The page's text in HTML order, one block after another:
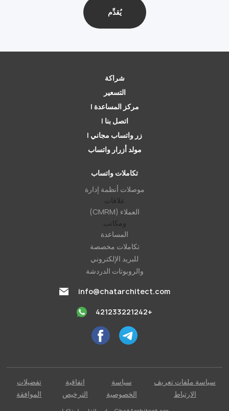
شراكة
التسعير
مركز المساعدة |
اتصل بنا |
زر واتساب مجاني |
مولد أزرار واتساب
تكاملات واتساب
موصلات أنظمة إدارة
علاقات
العملاء (CMRM)
ومكاتب
المساعدة
تكاملات مخصصة
للبريد الإلكتروني
والروبوتات الدردشة
info@chatarchitect.com
+421233221242
سياسة ملفات تعريف
الارتباط
سياسة
الخصوصية
اتفاقية
الترخيص
تفضيلات
الموافقة